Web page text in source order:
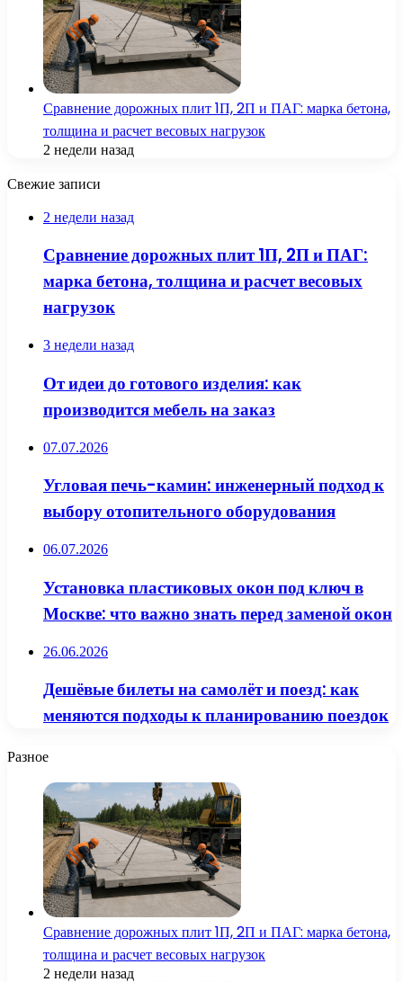
Сравнение дорожных плит 1П, 2П и ПАГ: марка бетона,
толщина и расчет весовых нагрузок
2 недели назад
Свежие записи
2 недели назад
Сравнение дорожных плит 1П, 2П и ПАГ:
марка бетона, толщина и расчет весовых
нагрузок
3 недели назад
От идеи до готового изделия: как
производится мебель на заказ
07.07.2026
Угловая печь-камин: инженерный подход к
выбору отопительного оборудования
06.07.2026
Установка пластиковых окон под ключ в
Москве: что важно знать перед заменой окон
26.06.2026
Дешёвые билеты на самолёт и поезд: как
меняются подходы к планированию поездок
Разное
Сравнение дорожных плит 1П, 2П и ПАГ: марка бетона,
толщина и расчет весовых нагрузок
2 недели назад